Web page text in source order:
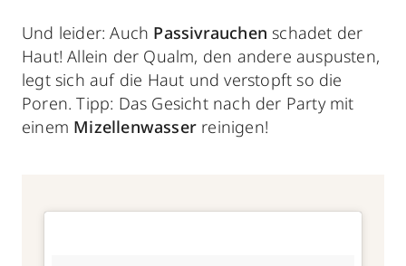
Und leider: Auch Passivrauchen schadet der
Haut! Allein der Qualm, den andere auspusten,
legt sich auf die Haut und verstopft so die
Poren. Tipp: Das Gesicht nach der Party mit
einem Mizellenwasser reinigen!